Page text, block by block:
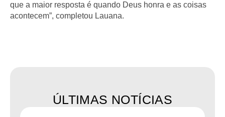
que a maior resposta é quando Deus honra e as coisas
acontecem”, completou Lauana.
ÚLTIMAS NOTÍCIAS